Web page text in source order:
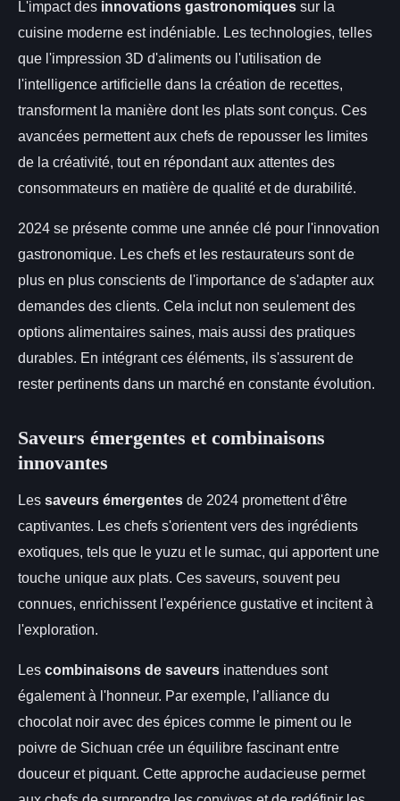
L'impact des innovations gastronomiques sur la
cuisine moderne est indéniable. Les technologies, telles
que l'impression 3D d'aliments ou l'utilisation de
l'intelligence artificielle dans la création de recettes,
transforment la manière dont les plats sont conçus. Ces
avancées permettent aux chefs de repousser les limites
de la créativité, tout en répondant aux attentes des
consommateurs en matière de qualité et de durabilité.
2024 se présente comme une année clé pour l'innovation
gastronomique. Les chefs et les restaurateurs sont de
plus en plus conscients de l'importance de s'adapter aux
demandes des clients. Cela inclut non seulement des
options alimentaires saines, mais aussi des pratiques
durables. En intégrant ces éléments, ils s'assurent de
rester pertinents dans un marché en constante évolution.
Saveurs émergentes et combinaisons
innovantes
Les saveurs émergentes de 2024 promettent d'être
captivantes. Les chefs s'orientent vers des ingrédients
exotiques, tels que le yuzu et le sumac, qui apportent une
touche unique aux plats. Ces saveurs, souvent peu
connues, enrichissent l'expérience gustative et incitent à
l'exploration.
Les combinaisons de saveurs inattendues sont
également à l'honneur. Par exemple, l’alliance du
chocolat noir avec des épices comme le piment ou le
poivre de Sichuan crée un équilibre fascinant entre
douceur et piquant. Cette approche audacieuse permet